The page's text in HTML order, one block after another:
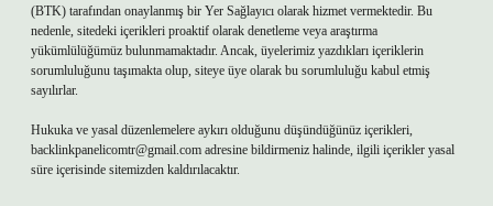
(BTK) tarafından onaylanmış bir Yer Sağlayıcı olarak hizmet vermektedir. Bu
nedenle, sitedeki içerikleri proaktif olarak denetleme veya araştırma
yükümlülüğümüz bulunmamaktadır. Ancak, üyelerimiz yazdıkları içeriklerin
sorumluluğunu taşımakta olup, siteye üye olarak bu sorumluluğu kabul etmiş
sayılırlar.
Hukuka ve yasal düzenlemelere aykırı olduğunu düşündüğünüz içerikleri,
backlinkpanelicomtr@gmail.com adresine bildirmeniz halinde, ilgili içerikler yasal
süre içerisinde sitemizden kaldırılacaktır.